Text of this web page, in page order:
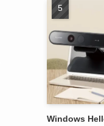
Windows